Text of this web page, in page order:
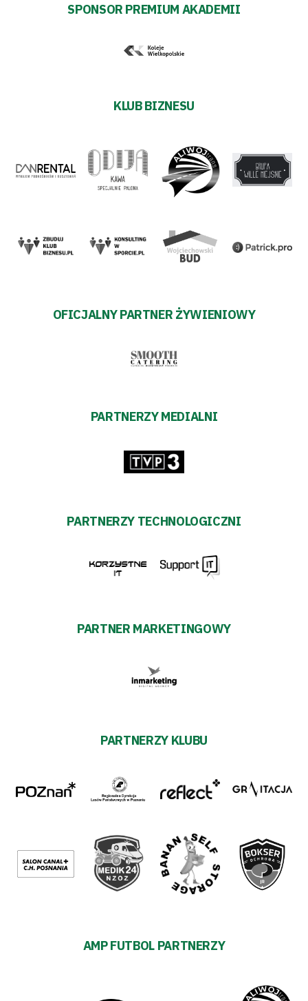
SPONSOR PREMIUM AKADEMII
KLUB BIZNESU
OFICJALNY PARTNER ŻYWIENIOWY
PARTNERZY MEDIALNI
PARTNERZY TECHNOLOGICZNI
PARTNER MARKETINGOWY
PARTNERZY KLUBU
AMP FUTBOL PARTNERZY